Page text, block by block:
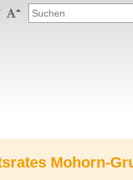

Mohorn-